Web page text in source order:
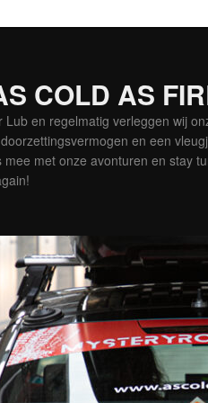
COLD AS
Lub en regelmatig verleggen wij
en een
mee met onze avonturen en stay